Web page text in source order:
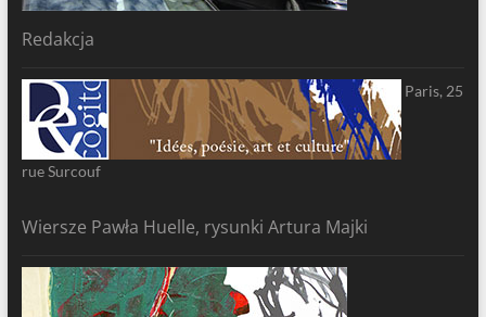
Redakcja
Paris, 25
rue Surcouf
Wiersze Pawła Huelle, rysunki Artura Majki